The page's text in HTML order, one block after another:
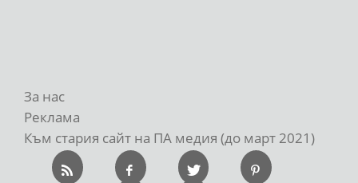
За нас
Реклама
Към стария сайт на ПА медия (до март 2021)